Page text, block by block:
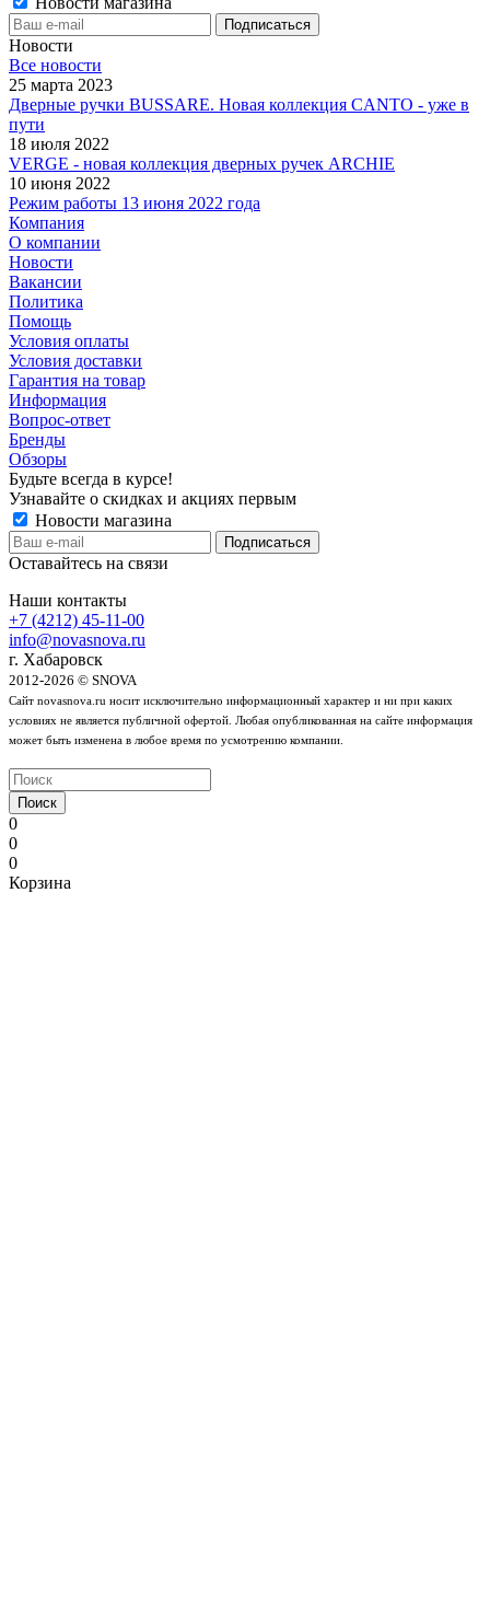
Новости
Все новости
25 марта 2023
Дверные ручки BUSSARE. Новая коллекция CANTO - уже в
пути
18 июля 2022
VERGE - новая коллекция дверных ручек ARCHIE
10 июня 2022
Режим работы 13 июня 2022 года
Компания
О компании
Новости
Вакансии
Политика
Помощь
Условия оплаты
Условия доставки
Гарантия на товар
Информация
Вопрос-ответ
Бренды
Обзоры
Будьте всегда в курсе!
Узнавайте о скидках и акциях первым
Новости магазина
Оставайтесь на связи
Наши контакты
+7 (4212) 45-11-00
info@novasnova.ru
г. Хабаровск
2012-2026 © SNOVA
Сайт novasnova.ru носит исключительно информационный характер и ни при каких
условиях не является публичной офертой. Любая опубликованная на сайте информация
может быть изменена в любое время по усмотрению компании.
Поиск
0
0
0
Корзина